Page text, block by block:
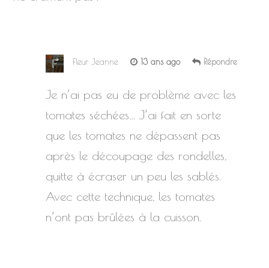
Fleur Jeanne 13 ans ago Répondre
Je n’ai pas eu de problème avec les
tomates séchées… J’ai fait en sorte
que les tomates ne dépassent pas
après le découpage des rondelles,
quitte à écraser un peu les sablés.
Avec cette technique, les tomates
n’ont pas brûlées à la cuisson.